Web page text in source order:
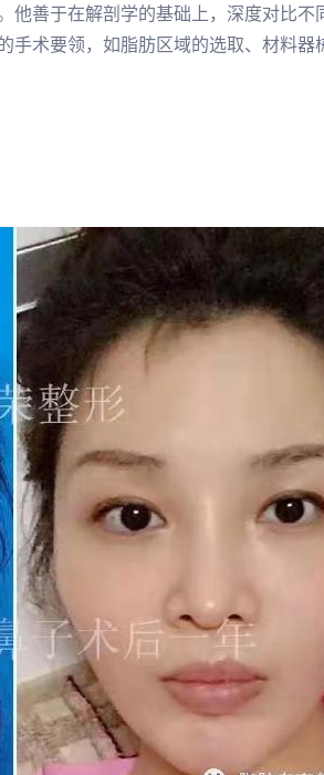
善于在解剖学的基础上，深度对比
术要领，如脂肪区域的选取、材料